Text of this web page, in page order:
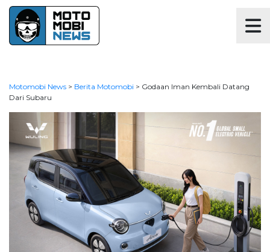
Motomobi News > Berita Motomobi > Godaan Iman Kembali Datang
Dari Subaru